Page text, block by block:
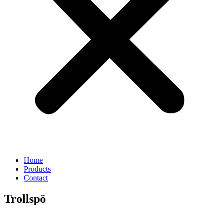
Home
Products
Contact
Trollspö